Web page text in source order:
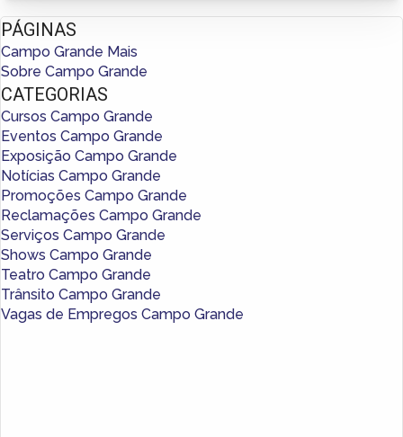
PÁGINAS
Campo Grande Mais
Sobre Campo Grande
CATEGORIAS
Cursos Campo Grande
Eventos Campo Grande
Exposição Campo Grande
Notícias Campo Grande
Promoções Campo Grande
Reclamações Campo Grande
Serviços Campo Grande
Shows Campo Grande
Teatro Campo Grande
Trânsito Campo Grande
Vagas de Empregos Campo Grande